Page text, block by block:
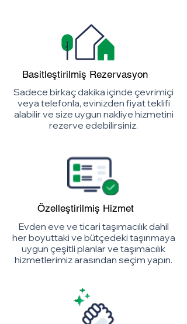
Basitleştirilmiş Rezervasyon
Sadece birkaç dakika içinde çevrimiçi
veya telefonla, evinizden fiyat teklifi
alabilir ve size uygun nakliye hizmetini
rezerve edebilirsiniz.
Özelleştirilmiş Hizmet
Evden eve ve ticari taşımacılık dahil
her boyuttaki ve bütçedeki taşınmaya
uygun çeşitli planlar ve taşımacılık
hizmetlerimiz arasından seçim yapın.